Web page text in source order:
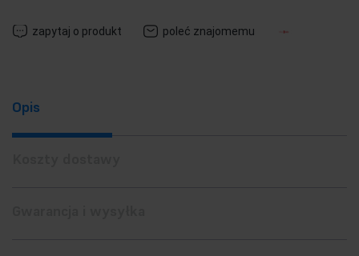
zapytaj o produkt poleć znajomemu
Opis